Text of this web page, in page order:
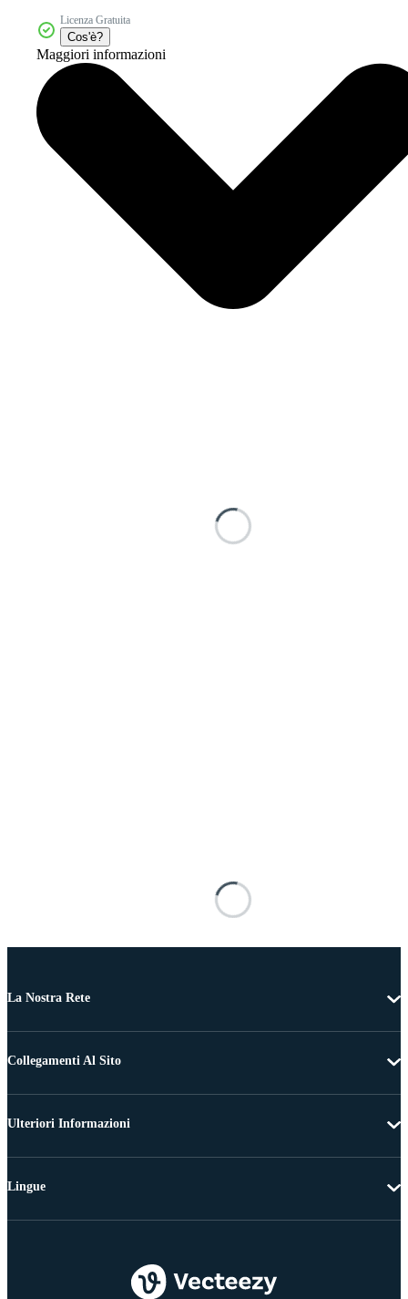
Licenza Gratuita
Cos'è?
Maggiori informazioni
La Nostra Rete
Collegamenti Al Sito
Ulteriori Informazioni
Lingue